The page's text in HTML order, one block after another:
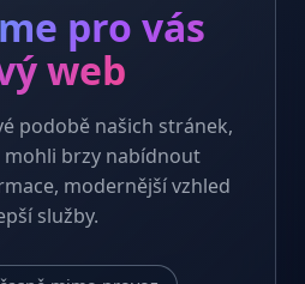
pro vás
web
podobě našich stránek,
mohli brzy nabídnout
modernější vzhled
služby.